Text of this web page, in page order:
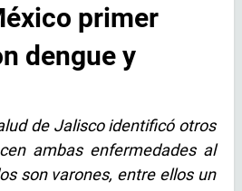
primer
dengue y
de Jalisco identificó otros
ambas enfermedades al
son varones, entre ellos un